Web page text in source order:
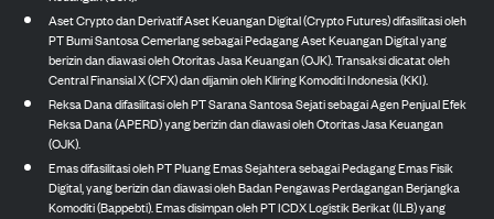
Aset Crypto dan Derivatif Aset Keuangan Digital (Crypto Futures) difasilitasi oleh
PT Bumi Santosa Cemerlang sebagai Pedagang Aset Keuangan Digital yang
berizin dan diawasi oleh Otoritas Jasa Keuangan (OJK). Transaksi dicatat oleh
Central Finansial X (CFX) dan dijamin oleh Kliring Komoditi Indonesia (KKI).
Reksa Dana difasilitasi oleh PT Sarana Santosa Sejati sebagai Agen Penjual Efek
Reksa Dana (APERD) yang berizin dan diawasi oleh Otoritas Jasa Keuangan
(OJK).
Emas difasilitasi oleh PT Pluang Emas Sejahtera sebagai Pedagang Emas Fisik
Digital, yang berizin dan diawasi oleh Badan Pengawas Perdagangan Berjangka
Komoditi (Bappebti). Emas disimpan oleh PT ICDX Logistik Berikat (ILB) yang